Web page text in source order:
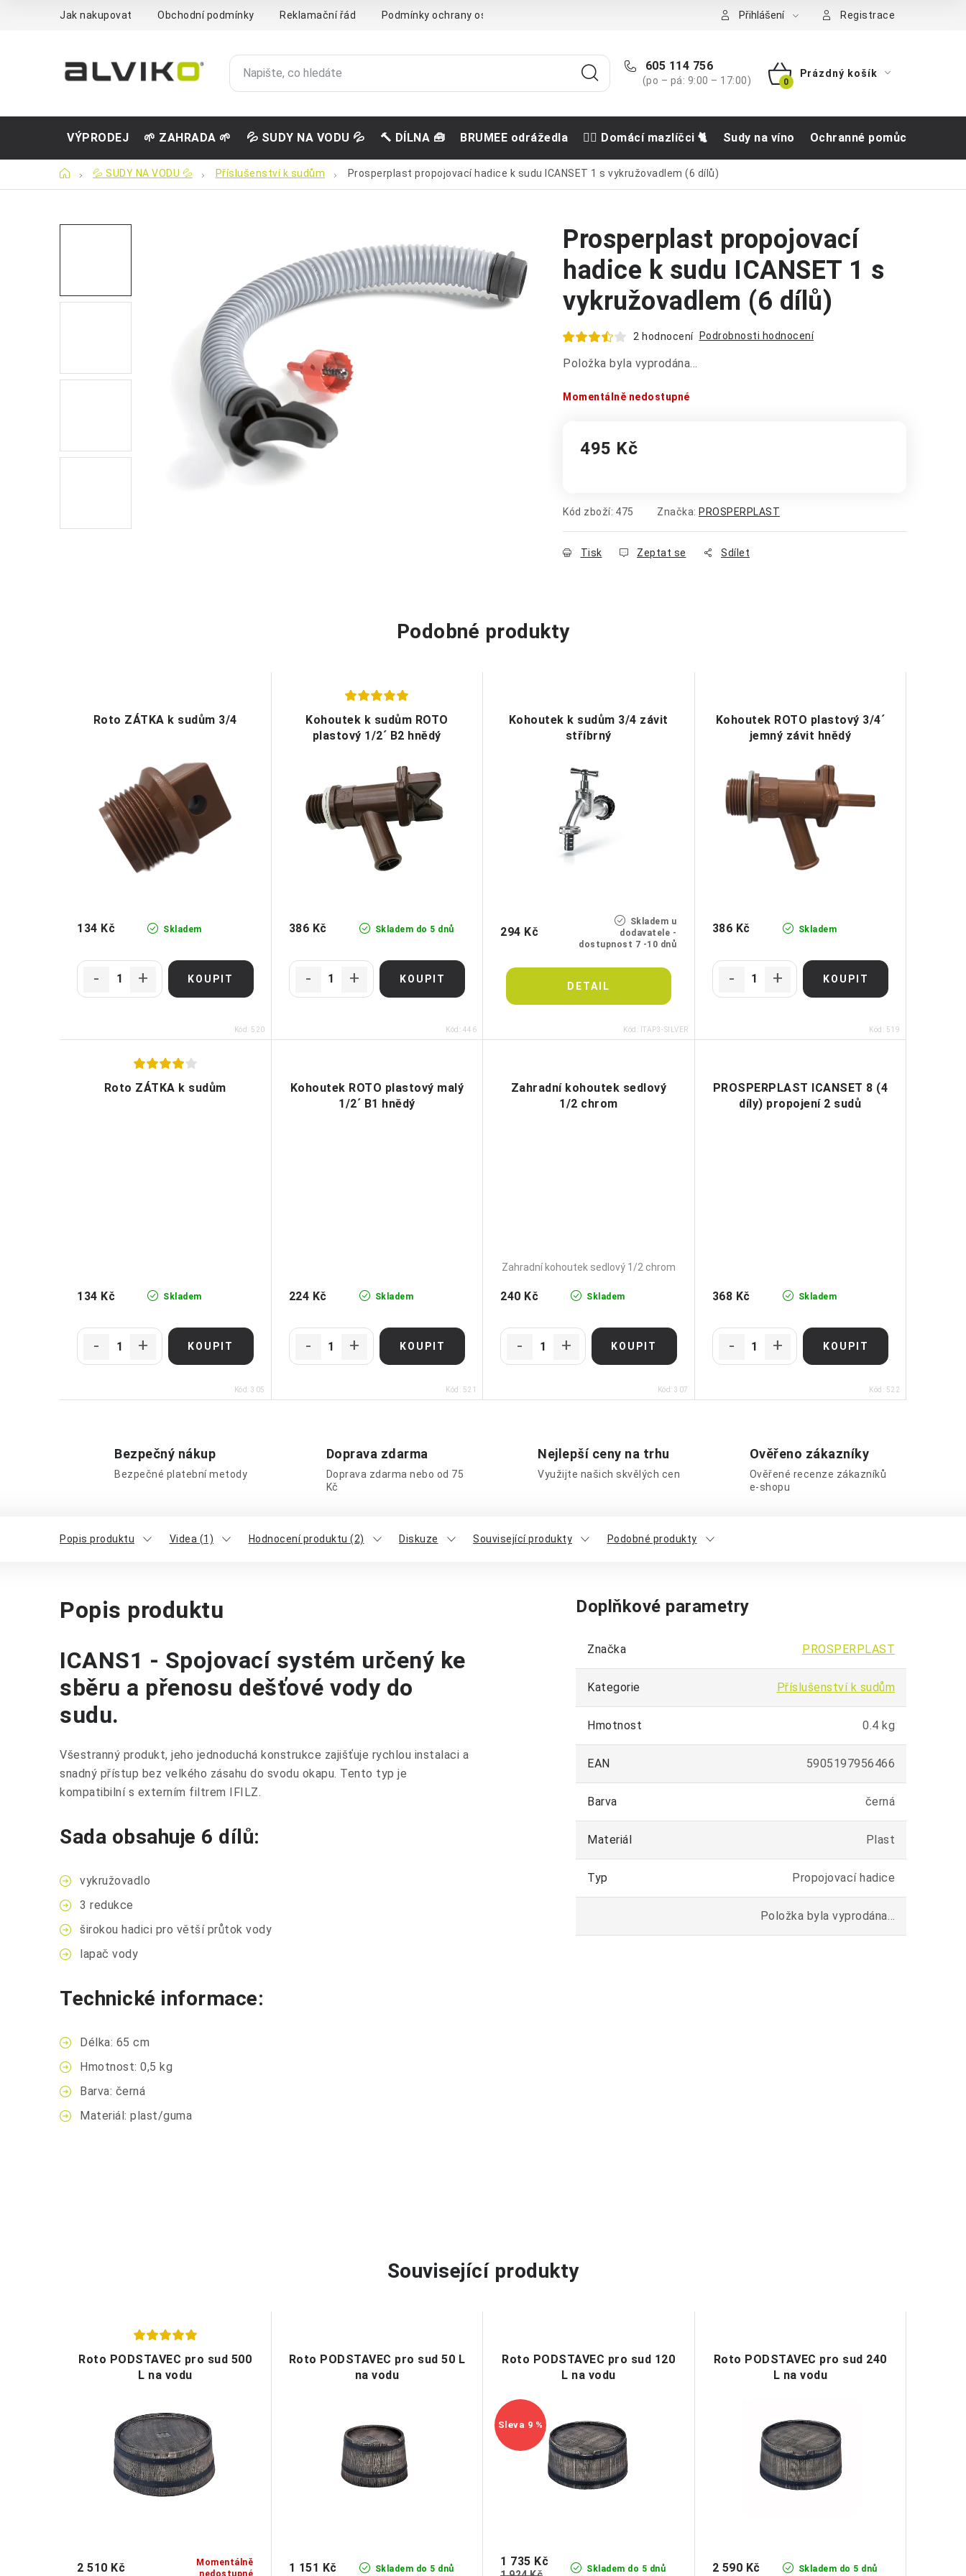
Jak nakupovat Obchodní podmínky Reklamační řád Podmínky ochrany osobních údajů Přihlášení Registrace
605 114 756
(po – pá: 9:00 – 17:00)
NÁKUPNÍ
Prázdný košík
VÝPRODEJ 🌱 ZAHRADA 🌱 💦 SUDY NA VODU 💦 🔨 DÍLNA 🧰 BRUMEE odrážedla 🐕‍🦺 Domácí mazlíčci 🐈 Sudy na víno Ochranné pomůcky
Domů💦 SUDY NA VODU 💦 Příslušenství k sudům Prosperplast propojovací hadice k sudu ICANSET 1 s vykružovadlem (6 dílů)
Prosperplast propojovací
hadice k sudu ICANSET 1 s
vykružovadlem (6 dílů)
2 hodnocení Podrobnosti hodnocení
Položka byla vyprodána…
Momentálně nedostupné
495 Kč
Kód zboží: 475 Značka: PROSPERPLAST
Tisk Zeptat se Sdílet
Podobné produkty
Roto ZÁTKA k sudům 3/4
Skladem
134 Kč
Kód: 520
Kohoutek k sudům ROTO
plastový 1/2´ B2 hnědý
Skladem do 5 dnů
386 Kč
Kód: 446
Kohoutek k sudům 3/4 závit
stříbrný
Skladem u
dodavatele -
dostupnost 7 -10 dnů
294 Kč
Kód: ITAP3-SILVER
Kohoutek ROTO plastový 3/4´
jemný závit hnědý
Skladem
386 Kč
Kód: 519
Roto ZÁTKA k sudům
Skladem
134 Kč
Kód: 305
Kohoutek ROTO plastový malý
1/2´ B1 hnědý
Skladem
224 Kč
Kód: 521
Zahradní kohoutek sedlový
1/2 chrom
Zahradní kohoutek sedlový 1/2 chrom
Skladem
240 Kč
Kód: 307
PROSPERPLAST ICANSET 8 (4
díly) propojení 2 sudů
Skladem
368 Kč
Kód: 522
Bezpečný nákup
Bezpečné platební metody
Doprava zdarma
Doprava zdarma nebo od 75
Kč
Nejlepší ceny na trhu
Využijte našich skvělých cen
Ověřeno zákazníky
Ověřené recenze zákazníků
e-shopu
Popis produktu Videa (1) Hodnocení produktu (2) Diskuze Související produkty Podobné produkty
Popis produktu
ICANS1 - Spojovací systém určený ke
sběru a přenosu dešťové vody do
sudu.
Všestranný produkt, jeho jednoduchá konstrukce zajišťuje rychlou instalaci a
snadný přístup bez velkého zásahu do svodu okapu. Tento typ je
kompatibilní s externím filtrem IFILZ.
Sada obsahuje 6 dílů:
vykružovadlo
3 redukce
širokou hadici pro větší průtok vody
lapač vody
Technické informace:
Délka: 65 cm
Hmotnost: 0,5 kg
Barva: černá
Materiál: plast/guma
Doplňkové parametry
Značka PROSPERPLAST
Kategorie Příslušenství k sudům
Hmotnost 0.4 kg
EAN 5905197956466
Barva černá
Materiál Plast
Typ Propojovací hadice
Položka byla vyprodána…
Související produkty
Roto PODSTAVEC pro sud 500
L na vodu
Momentálně
nedostupné
2 510 Kč
Roto PODSTAVEC pro sud 50 L
na vodu
Skladem do 5 dnů
1 151 Kč
Roto PODSTAVEC pro sud 120
L na vodu
9 %
Skladem do 5 dnů
1 735 Kč
Roto PODSTAVEC pro sud 240
L na vodu
Skladem do 5 dnů
2 590 Kč